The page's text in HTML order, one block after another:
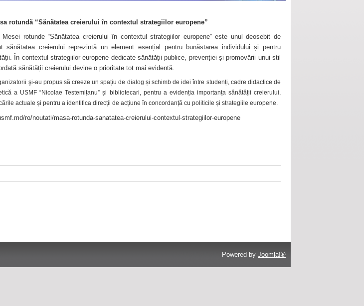
rotundă “Sănătatea creierului în contextul strategiilor europene”
rotunde “Sănătatea creierului în contextul strategiilor europene” este unul deosebit de
sănătatea creierului reprezintă un element esențial pentru bunăstarea individului și pentru
În contextul strategiilor europene dedicate sănătății publice, prevenției și promovării unui stil
sănătății creierului devine o prioritate tot mai evidentă.
şi-au propus să creeze un spațiu de dialog și schimb de idei între studenți, cadre didactice de
a USMF “Nicolae Testemițanu” și bibliotecari, pentru a evidenția importanța sănătății creierului,
actuale și pentru a identifica direcții de acțiune în concordanță cu politicile și strategiile europene.
ro/noutati/masa-rotunda-sanatatea-creierului-contextul-strategiilor-europene
Powered by Joomla!®